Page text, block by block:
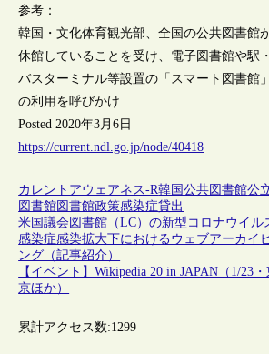
参考：
韓国・文化体育観光部、全国の公共図書館
休館していることを受け、電子図書館や駅・
バスターミナル等設置の「スマート図書館」
の利用を呼びかけ
Posted 2020年3月6日
https://current.ndl.go.jp/node/40418
カレントアウェアネス-R韓国公共図書館公
図書館図書館政策感染症貸出
米国議会図書館（LC）の新型コロナウイル
感染症感染拡大下におけるウェブアーカイ
ング（記事紹介）
【イベント】Wikipedia 20 in JAPAN（1/23・
京ほか）
累計アクセス数:1299